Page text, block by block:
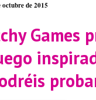
octubre de 2015
Games